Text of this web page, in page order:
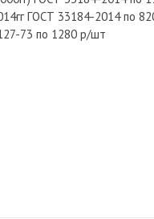
ГОСТ 33184-2014 по
73 по 1280 р/шт